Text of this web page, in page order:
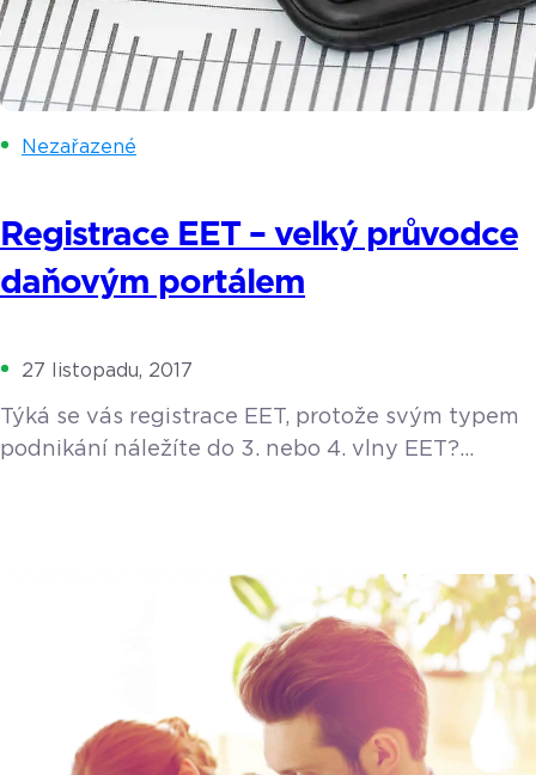
Nezařazené
Registrace EET – velký průvodce
daňovým portálem
27 listopadu, 2017
Týká se vás registrace EET, protože svým typem
podnikání náležíte do 3. nebo 4. vlny EET?
a zorientovat se na daňovém portálu. Termín
spuštění 3. a 4. vlny elektronické evidence tržeb
(EET) byl posunut. Podívejte se na rozdělení
podnikatelských činností do jednotlivých fází
EET. Prvním krokem je […]